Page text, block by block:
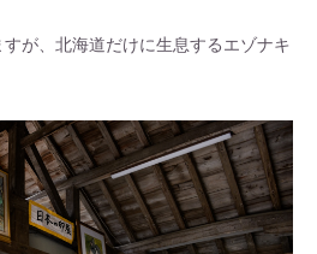
が、北海道だけに生息するエゾナキ